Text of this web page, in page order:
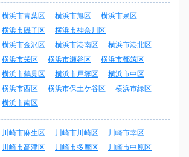
横浜市青葉区 横浜市旭区
横浜市泉区
横浜市磯子区
横浜市神奈川区
横浜市金沢区
横浜市港南区
横浜市港北区
横浜市栄区
横浜市瀬谷区
横浜市都筑区
横浜市鶴見区
横浜市戸塚区
横浜市中区
横浜市西区
横浜市保土ケ谷区
横浜市緑区
横浜市南区
川崎市麻生区 川崎市川崎区
川崎市幸区
川崎市高津区
川崎市多摩区
川崎市中原区